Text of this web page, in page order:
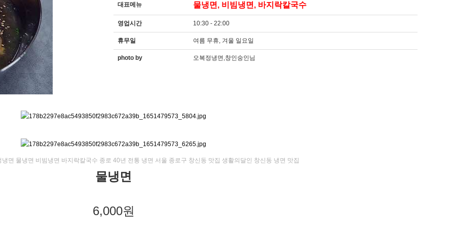
대표메뉴 물냉면, 비빔냉면, 바지락칼국수
영업시간 10:30 - 22:00
휴무일 여름 무휴, 겨울 일요일
photo by 오복정냉면,창인숭인님
면 물냉면 비빔냉면 바지락칼국수 종로 40년 전통 냉면 서울 종로구 창신동 맛집 생활의달인 창신동 냉면 맛집
물냉면
6,000원